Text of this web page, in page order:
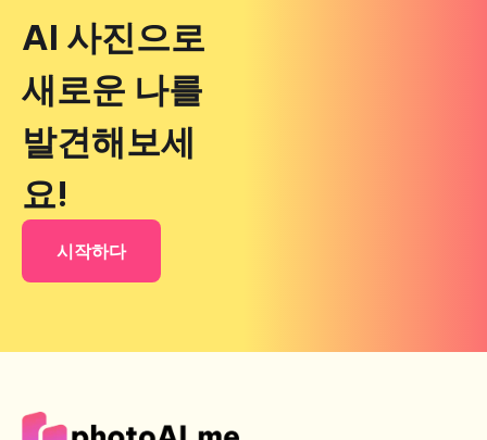
AI 사진으로
새로운 나를
발견해보세
요!
시작하다